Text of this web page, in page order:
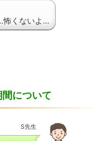
怖くないよ…
について
S先生